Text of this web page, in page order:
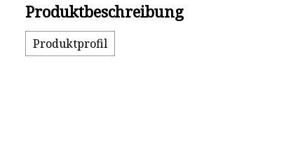
Produktbeschreibung
Produktprofil